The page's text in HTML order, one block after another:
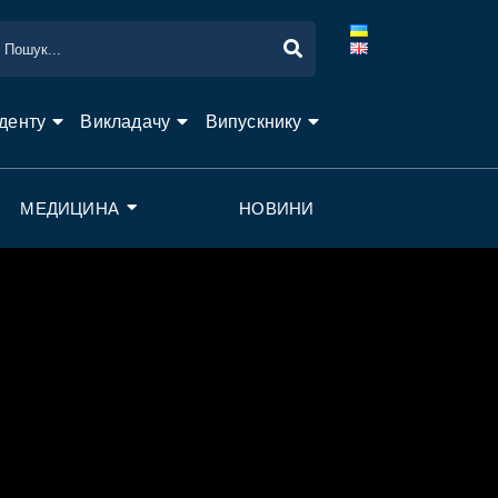
Викладачу Випускнику
МЕДИЦИНА НОВИНИ